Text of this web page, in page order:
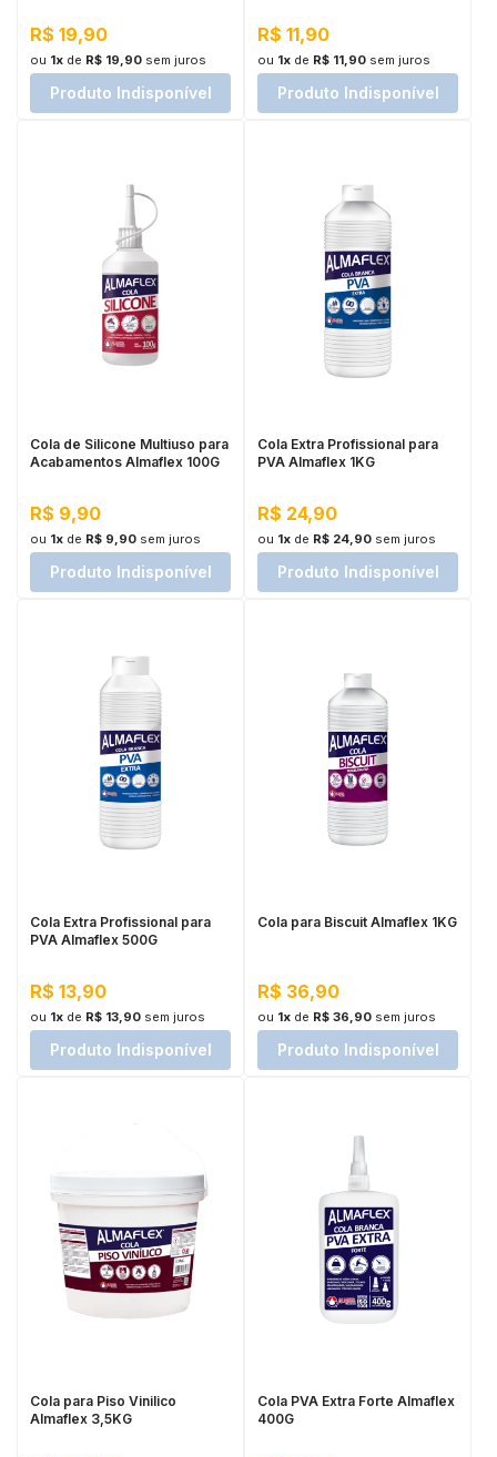
R$ 19,90
ou 1xde R$ 19,90 sem juros
Produto Indisponível
R$ 11,90
ou 1xde R$ 11,90 sem juros
Produto Indisponível
Cola de Silicone Multiuso para
Acabamentos Almaflex 100G
R$ 9,90
ou 1xde R$ 9,90 sem juros
Produto Indisponível
Cola Extra Profissional para
PVA Almaflex 1KG
R$ 24,90
ou 1xde R$ 24,90 sem juros
Produto Indisponível
Cola Extra Profissional para
PVA Almaflex 500G
R$ 13,90
ou 1xde R$ 13,90 sem juros
Produto Indisponível
Cola para Biscuit Almaflex 1KG
R$ 36,90
ou 1xde R$ 36,90 sem juros
Produto Indisponível
Cola para Piso Vinilico
Almaflex 3,5KG
Cola PVA Extra Forte Almaflex
400G